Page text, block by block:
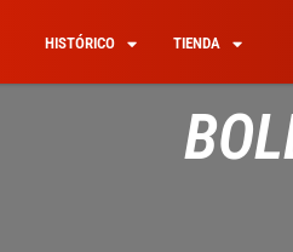
HISTÓRICO TIENDA